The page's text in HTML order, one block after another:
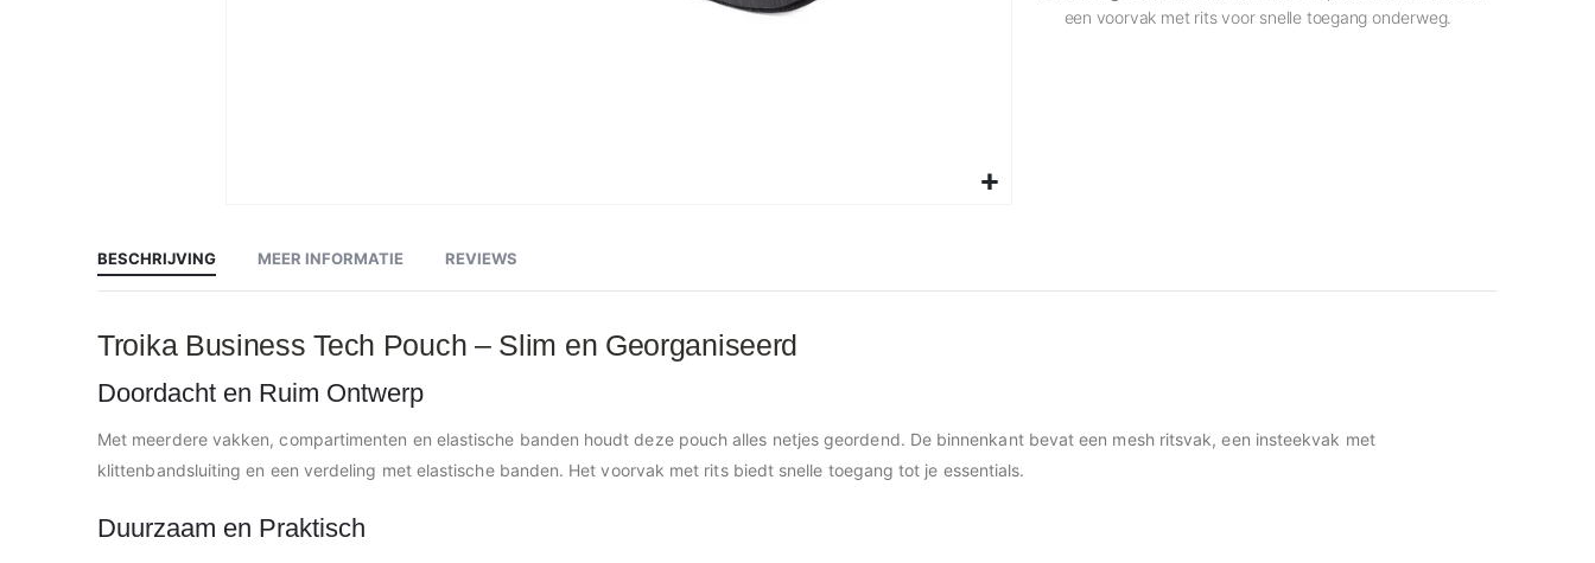
begin
van
de
afbeeldingen-
een voorvak met rits voor snelle toegang onderweg.
BESCHRIJVING
Troika Business Tech Pouch – Slim en Georganiseerd
Doordacht en Ruim Ontwerp
Met meerdere vakken, compartimenten en elastische banden houdt deze pouch alles netjes geordend. De binnenkant bevat een mesh ritsvak, een insteekvak met
klittenbandsluiting en een verdeling met elastische banden. Het voorvak met rits biedt snelle toegang tot je essentials.
Duurzaam en Praktisch
MEER INFORMATIE REVIEWS